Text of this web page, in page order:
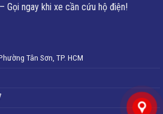
– Gọi ngay khi xe cần cứu hộ điện!
Tân Sơn, TP. HCM